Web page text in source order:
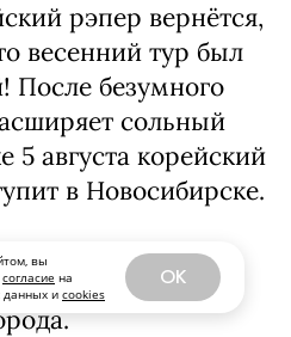
вы
согласие на
данных и cookies
OK
рэпер вернётся,
весенний тур был
После безумного
сольный
5 августа корейский
в Новосибирске.
в туре —
и теперь настала